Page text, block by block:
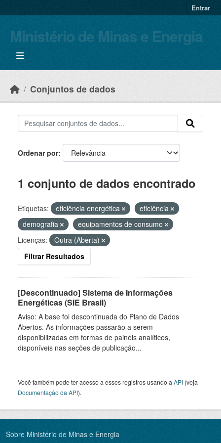
Entrar
Ministério de Minas e Energia
Conjuntos de dados
Ordenar por
1 conjunto de dados encontrado
Etiquetas: eficiência energética
eficiência
demografia
equipamentos de consumo
Licenças:
Outra (Aberta)
Filtrar Resultados
[Descontinuado] Sistema de Informações
Energéticas (SIE Brasil)
Aviso: A base foi descontinuada do Plano de Dados
Abertos. As informações passarão a serem
disponibilizadas em formas de painéis analíticos,
disponíveis nas seções de publicação...
Você também pode ter acesso a esses registros usando a API (veja
Documentação da API).
Sobre Ministério de Minas e Energia